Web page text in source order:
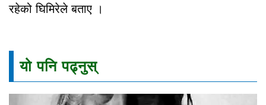
रहेको घिमिरेले बताए ।
यो पनि पढ्नुस्